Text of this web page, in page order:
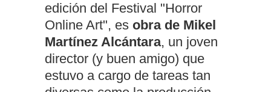
edición del Festival "Horror
Online Art", es obra de Mikel
Martínez Alcántara, un joven
director (y buen amigo) que
estuvo a cargo de tareas tan